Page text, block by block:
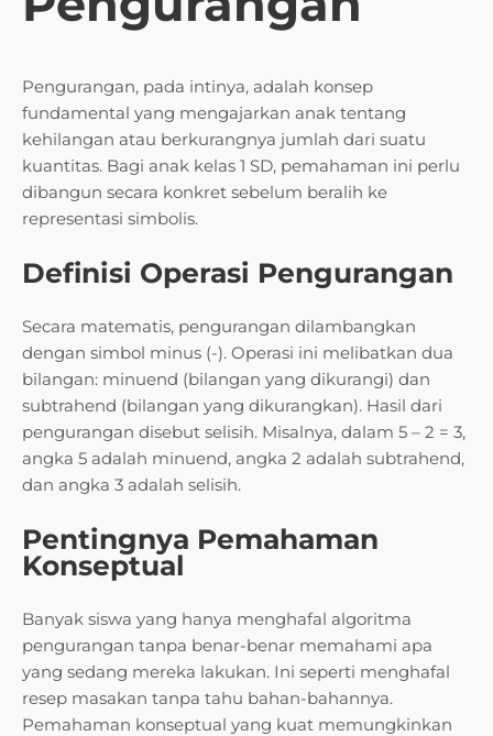
Pengurangan, pada intinya, adalah konsep
fundamental yang mengajarkan anak tentang
kehilangan atau berkurangnya jumlah dari suatu
kuantitas. Bagi anak kelas 1 SD, pemahaman ini perlu
dibangun secara konkret sebelum beralih ke
representasi simbolis.
Definisi Operasi Pengurangan
Secara matematis, pengurangan dilambangkan
dengan simbol minus (-). Operasi ini melibatkan dua
bilangan: minuend (bilangan yang dikurangi) dan
subtrahend (bilangan yang dikurangkan). Hasil dari
pengurangan disebut selisih. Misalnya, dalam 5 – 2 = 3,
angka 5 adalah minuend, angka 2 adalah subtrahend,
dan angka 3 adalah selisih.
Pentingnya Pemahaman
Konseptual
Banyak siswa yang hanya menghafal algoritma
pengurangan tanpa benar-benar memahami apa
yang sedang mereka lakukan. Ini seperti menghafal
resep masakan tanpa tahu bahan-bahannya.
Pemahaman konseptual yang kuat memungkinkan